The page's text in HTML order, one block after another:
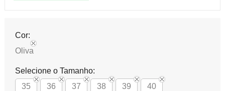
Cor:
Oliva
Selecione o Tamanho:
35
36 37 38 39 40